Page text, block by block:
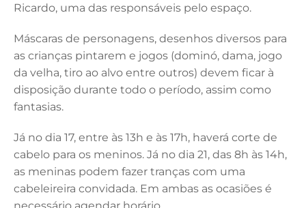
Ricardo, uma das responsáveis pelo espaço.
Máscaras de personagens, desenhos diversos para
as crianças pintarem e jogos (dominó, dama, jogo
da velha, tiro ao alvo entre outros) devem ficar à
disposição durante todo o período, assim como
fantasias.
Já no dia 17, entre às 13h e às 17h, haverá corte de
cabelo para os meninos. Já no dia 21, das 8h às 14h,
as meninas podem fazer tranças com uma
cabeleireira convidada. Em ambas as ocasiões é
necessário agendar horário.